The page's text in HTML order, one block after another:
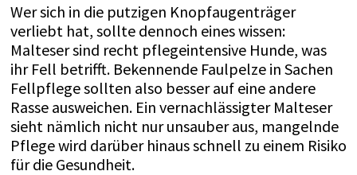
Wer sich in die putzigen Knopfaugenträger
verliebt hat, sollte dennoch eines wissen:
Malteser sind recht pflegeintensive Hunde, was
ihr Fell betrifft. Bekennende Faulpelze in Sachen
Fellpflege sollten also besser auf eine andere
Rasse ausweichen. Ein vernachlässigter Malteser
sieht nämlich nicht nur unsauber aus, mangelnde
Pflege wird darüber hinaus schnell zu einem Risiko
für die Gesundheit.